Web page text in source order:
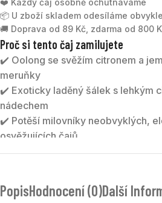
📦 U zboží skladem odesíláme
🚚 Doprava od 89 Kč, zdarma od 800
Proč si tento čaj zamilujete
✔️ Oolong se svěžím citronem a
meruňky
✔️ Exoticky laděný šálek s lehkým
nádechem
✔️ Potěší milovníky neobvyklých,
osvěžujících čajů
✔️ Skvěle chutná teplý i jako
polofermentovaného čaje Oolong
PopisHodnocení (0)Další